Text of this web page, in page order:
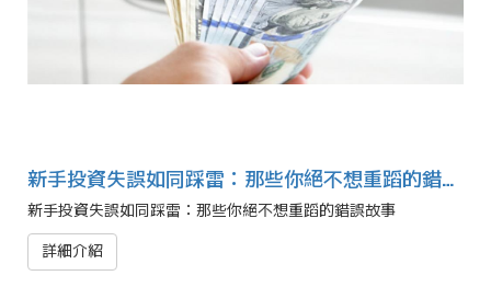
新手投資失誤如同踩雷：那些你絕不想重蹈的錯誤故事
新手投資失誤如同踩雷：那些你絕不想重蹈的錯誤故事
詳細介紹